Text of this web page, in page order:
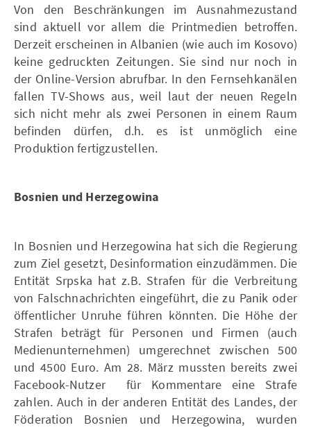
Von den Beschränkungen im Ausnahmezustand
sind aktuell vor allem die Printmedien betroffen.
Derzeit erscheinen in Albanien (wie auch im Kosovo)
keine gedruckten Zeitungen. Sie sind nur noch in
der Online-Version abrufbar. In den Fernsehkanälen
fallen TV-Shows aus, weil laut der neuen Regeln
sich nicht mehr als zwei Personen in einem Raum
befinden dürfen, d.h. es ist unmöglich eine
Produktion fertigzustellen.
Bosnien und Herzegowina
In Bosnien und Herzegowina hat sich die Regierung
zum Ziel gesetzt, Desinformation einzudämmen. Die
Entität Srpska hat z.B. Strafen für die Verbreitung
von Falschnachrichten eingeführt, die zu Panik oder
öffentlicher Unruhe führen könnten. Die Höhe der
Strafen beträgt für Personen und Firmen (auch
Medienunternehmen) umgerechnet zwischen 500
und 4500 Euro. Am 28. März mussten bereits zwei
Facebook-Nutzer für Kommentare eine Strafe
zahlen. Auch in der anderen Entität des Landes, der
Föderation Bosnien und Herzegowina, wurden